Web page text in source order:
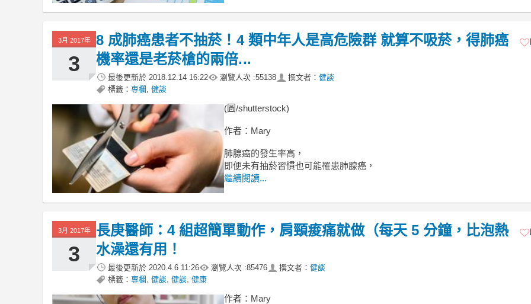
3月 2017年
3
8 成肺癌患者不抽菸！4 類中年人是高危險群 就算不吸菸，得肺癌
機率還是老菸槍的兩倍...
最後更新於 2018.12.14 16:22 瀏覽人次 :55138 撰文者： 健談
標籤： 專欄 健談
(圖/shutterstock)
作者：Mary
肺腺癌的發生率高，
即便未有抽菸習慣也可能罹患肺腺癌，
繼續閱讀...
3月 2017年
3
長庚醫師：4 組超簡單動作，肩頸痠痛就做（每天 5 分鐘，比泡熱
水澡還有用！
最後更新於 2020.4.6 11:26 瀏覽人次 :85476 撰文者： 健談
標籤： 專欄 健談 健談 健康
作者：Mary